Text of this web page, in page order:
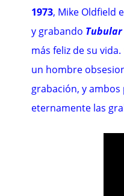
1973, Mike Oldfield
y grabando
más feliz de su
un hombre
grabación, y
eternamente las